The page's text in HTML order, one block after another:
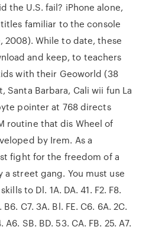
the U.S. fail? iPhone alone,
familiar to the console
2008). While to date, these
and keep, to teachers
with their Geoworld (38
Santa Barbara, Cali wii fun La
pointer at 768 directs
routine that dis Wheel of
by Irem. As a
fight for the freedom of a
street gang. You must use
to Dl. 1A. DA. 41. F2. F8.
C7. 3A. Bl. FE. C6. 6A. 2C.
SB. BD. 53. CA. FB. 25. A7.